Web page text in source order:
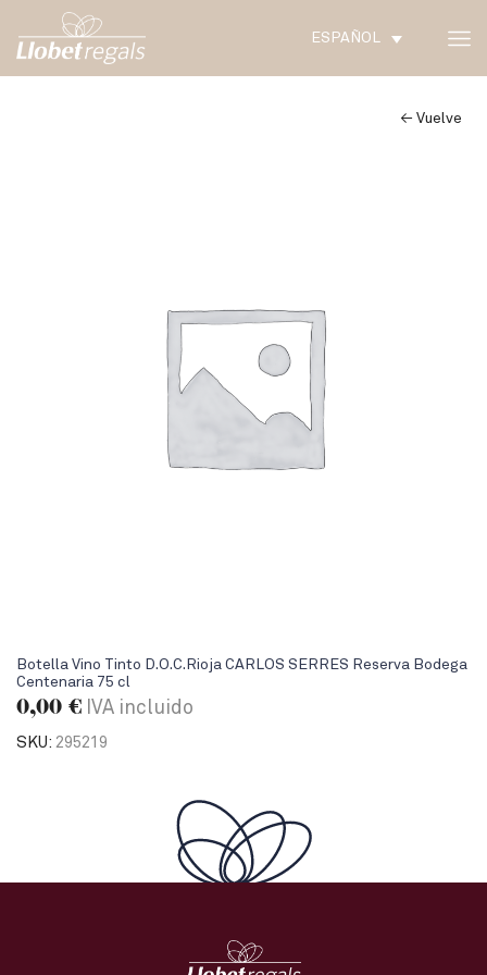
ESPAÑOL
← Vuelve
Botella Vino Tinto D.O.C.Rioja CARLOS SERRES Reserva Bodega
Centenaria 75 cl
0,00 € IVA incluido
SKU: 295219